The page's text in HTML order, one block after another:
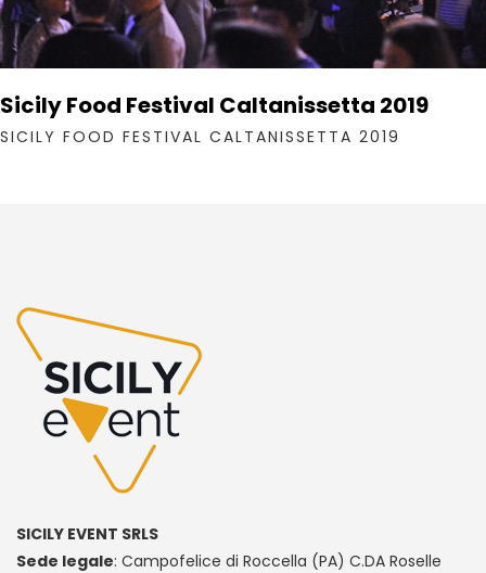
Sicily Food Festival Caltanissetta 2019
SICILY FOOD FESTIVAL CALTANISSETTA 2019
SICILY EVENT SRLS
Sede legale: Campofelice di Roccella (PA) C.DA Roselle